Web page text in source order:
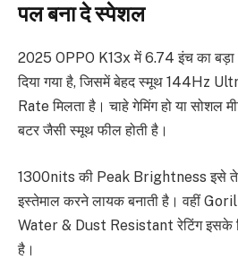
पल बना दे स्पेशल
2025 OPPO K13x में 6.74 इंच का
दिया गया है, जिसमें बेहद स्मूथ 144Hz
Rate मिलता है। चाहे गेमिंग हो या सोशल
बटर जैसी स्मूथ फील होती है।
1300nits की Peak Brightness इसे
इस्तेमाल करने लायक बनाती है। वहीं
Water & Dust Resistant रेटिंग इसके
है।